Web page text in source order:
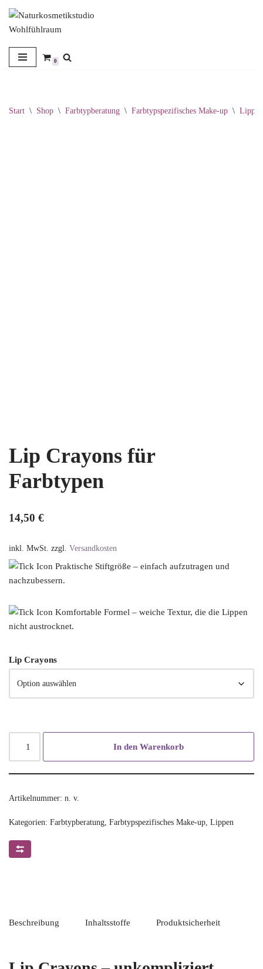
Zum
Inhalt
springen
0
Start \ Shop \ Farbtypberatung \ Farbtypspezifisches Make-up \ Lippen
Lip Crayons für
Farbtypen
14,50 €
inkl. MwSt. zzgl. Versandkosten
Praktische Stiftgröße – einfach aufzutragen und
nachzubessern.
Komfortable Formel – weiche Textur, die die Lippen
nicht austrocknet.
Lip Crayons
In den Warenkorb
Artikelnummer: n. v.
Kategorien: Farbtypberatung, Farbtypspezifisches Make-up, Lippen
Beschreibung Inhaltsstoffe Produktsicherheit